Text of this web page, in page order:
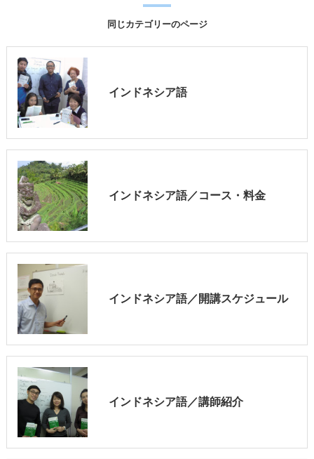
同じカテゴリーのページ
インドネシア語
インドネシア語／コース・料金
インドネシア語／開講スケジュール
インドネシア語／講師紹介